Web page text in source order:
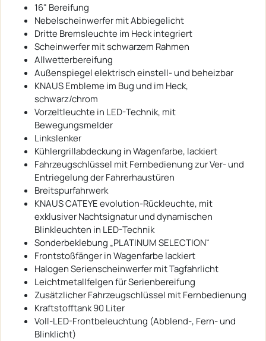
16" Bereifung
Nebelscheinwerfer mit Abbiegelicht
Dritte Bremsleuchte im Heck integriert
Scheinwerfer mit schwarzem Rahmen
Allwetterbereifung
Außenspiegel elektrisch einstell- und beheizbar
KNAUS Embleme im Bug und im Heck,
schwarz/chrom
Vorzeltleuchte in LED-Technik, mit
Bewegungsmelder
Linkslenker
Kühlergrillabdeckung in Wagenfarbe, lackiert
Fahrzeugschlüssel mit Fernbedienung zur Ver- und
Entriegelung der Fahrerhaustüren
Breitspurfahrwerk
KNAUS CATEYE evolution-Rückleuchte, mit
exklusiver Nachtsignatur und dynamischen
Blinkleuchten in LED-Technik
Sonderbeklebung „PLATINUM SELECTION“
Frontstoßfänger in Wagenfarbe lackiert
Halogen Serienscheinwerfer mit Tagfahrlicht
Leichtmetallfelgen für Serienbereifung
Zusätzlicher Fahrzeugschlüssel mit Fernbedienung
Kraftstofftank 90 Liter
Voll-LED-Frontbeleuchtung (Abblend-, Fern- und
Blinklicht)